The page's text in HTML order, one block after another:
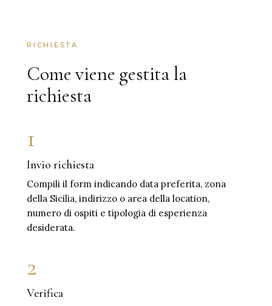
RICHIESTA
Come viene gestita la
richiesta
1
Invio richiesta
Compili il form indicando data preferita, zona
della Sicilia, indirizzo o area della location,
numero di ospiti e tipologia di esperienza
desiderata.
2
Verifica